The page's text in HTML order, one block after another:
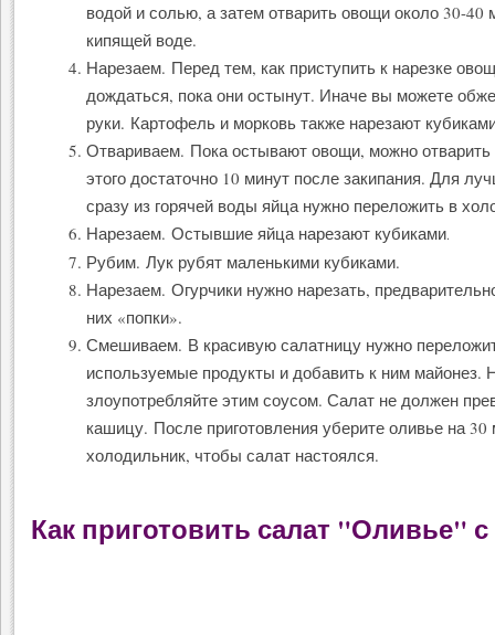
водой и солью, а затем отварить овощи около 30-40
кипящей воде.
Нарезаем. Перед тем, как приступить к нарезке
дождаться, пока они остынут. Иначе вы можете
руки. Картофель и морковь также нарезают
Отвариваем. Пока остывают овощи, можно
этого достаточно 10 минут после закипания. Для
сразу из горячей воды яйца нужно переложить в
Нарезаем. Остывшие яйца нарезают кубиками.
Рубим. Лук рубят маленькими кубиками.
Нарезаем. Огурчики нужно нарезать,
них «попки».
Смешиваем. В красивую салатницу нужно
используемые продукты и добавить к ним майонез.
злоупотребляйте этим соусом. Салат не должен
кашицу. После приготовления уберите оливье на 30
холодильник, чтобы салат настоялся.
Как приготовить салат "Оливье" с